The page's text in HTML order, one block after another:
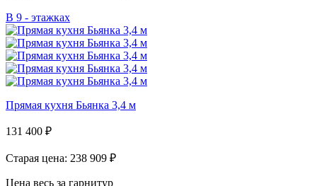
В 9 - этажках
Прямая кухня Бьянка 3,4 м
131 400 ₽
Старая цена: 238 909 ₽
Цена весь за гарнитур